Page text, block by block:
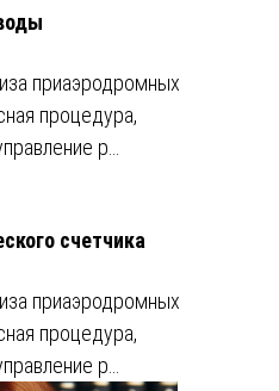
приаэродромных
процедура,
р…
счетчика
приаэродромных
процедура,
р…